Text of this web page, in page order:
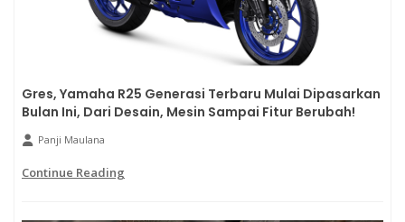
Gres, Yamaha R25 Generasi Terbaru Mulai Dipasarkan
Bulan Ini, Dari Desain, Mesin Sampai Fitur Berubah!
Panji Maulana
Continue Reading